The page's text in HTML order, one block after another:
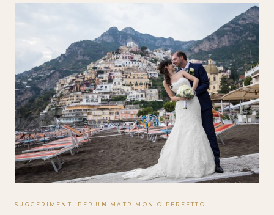
SUGGERIMENTI PER UN MATRIMONIO PERFETTO